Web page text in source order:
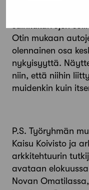
suihkukaivojen
Otin mukaan
olennainen osa
nykyisyyttä.
niin, että niihin
muidenkin kuin
P.S. Työryhmän
Kaisu Koivisto ja
arkkitehtuurin
avataan elokuussa
Novan